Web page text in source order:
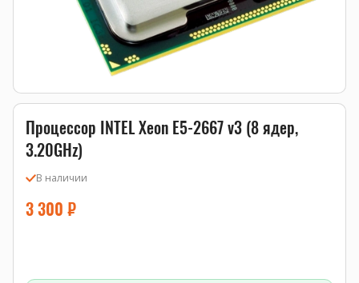
Процессор INTEL Xeon E5-2667 v3 (8 ядер,
3.20GHz)
В наличии
3 300 ₽